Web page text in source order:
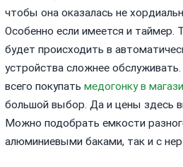
чтобы она оказалась не
Особенно если имеется и таймер.
будет происходить в
устройства сложнее
всего покупатьмедогонку в
большой выбор. Да и цены здесь
Можно подобрать емкости
алюминиевыми баками, так и с